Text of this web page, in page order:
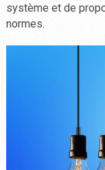
système et de
normes.